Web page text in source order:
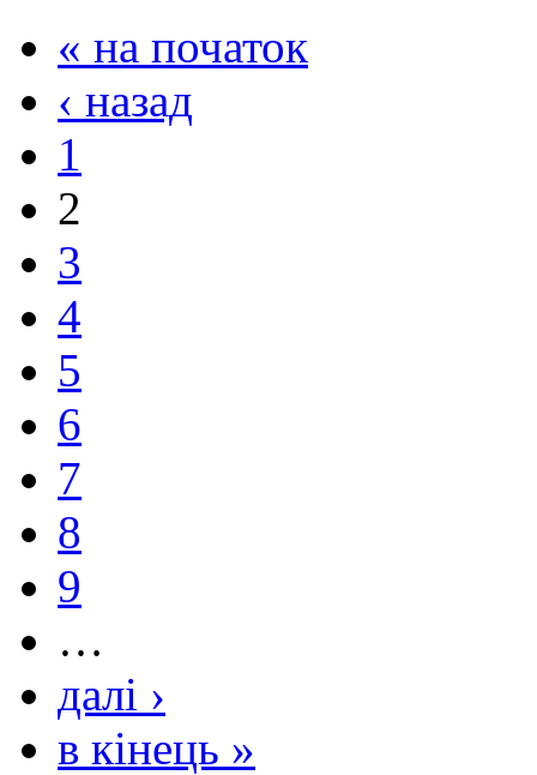
« на початок
‹ назад
1
2
3
4
5
6
7
8
9
…
далі ›
в кінець »